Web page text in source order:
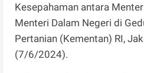
Kesepahaman antara
Menteri Dalam Negeri di
Pertanian (Kementan) RI,
(7/6/2024).